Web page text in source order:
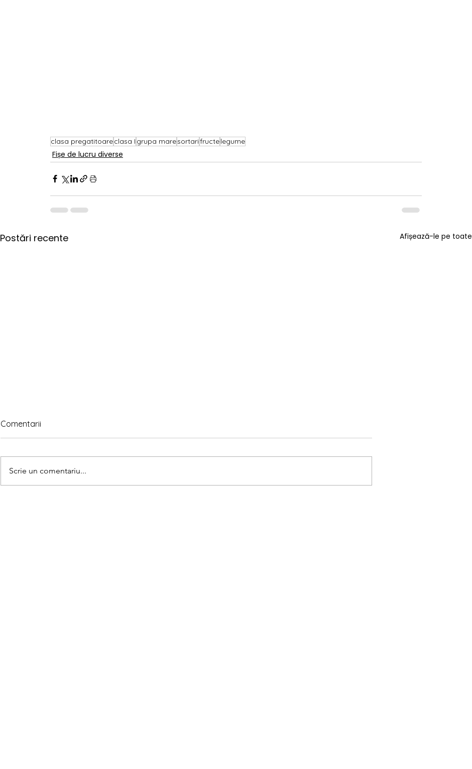
clasa pregatitoareclasa I grupa maresortarifructelegume
Fișe de lucru diverse
Postări recente Afișează-le pe toate
Furtuna
Comentarii
Scrie un comentariu...